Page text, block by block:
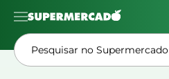
Pesquisar no Supermercado